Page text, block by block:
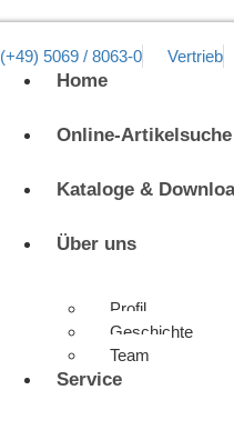
(+49) 5069 / 8063-0 Vertrieb
Home
Online-Artikelsuche
Kataloge &
Über uns
Profil
Geschichte
Team
Service